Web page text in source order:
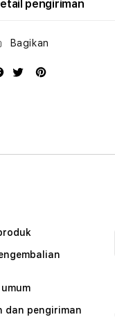
pengiriman
Bagikan
dan pengiriman